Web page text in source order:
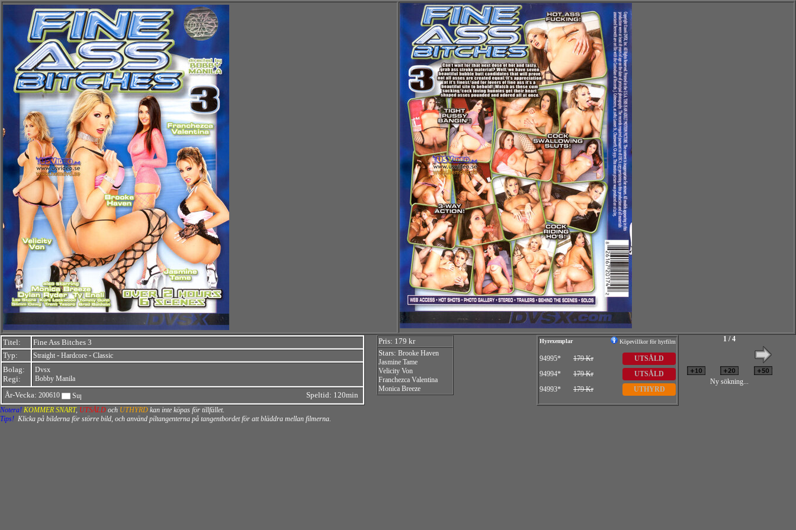
Titel:
Fine Ass Bitches 3
Typ:
Straight - Hardcore - Classic
Bolag:
Regi:
Dvsx
Bobby Manila
År-Vecka: 200610 Speltid: 120min
Pris: 179 kr
Stars: Brooke Haven
Jasmine Tame
Velicity Von
Franchezca Valentina
Monica Breeze
Hyrexemplar Köpevillkor för hyrfilm
94995* 179 Kr
UTSÅLD
94994* 179 Kr
UTSÅLD
94993* 179 Kr UTHYRD
1 / 4
Ny sökning...
Notera! KOMMER SNART, UTSÅLD och UTHYRD kan inte köpas för tillfället.
Tips! Klicka på bilderna för större bild, och använd piltangenterna på tangentbordet för att bläddra mellan filmerna.